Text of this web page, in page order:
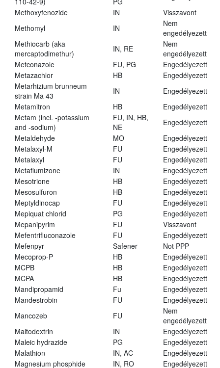
Methoxyfenozide
IN
Visszavont
Methomyl
IN
Nem
engedélyezett
Methiocarb (aka
mercaptodimethur)
IN, RE
Nem
engedélyezett
Metconazole
FU, PG
Engedélyezett
Metazachlor
HB
Engedélyezett
Metarhizium brunneum
strain Ma 43
IN
Engedélyezett
Metamitron
HB
Engedélyezett
Metam (incl. -potassium
and -sodium)
FU, IN, HB,
NE
Engedélyezett
Metaldehyde
MO
Engedélyezett
Metalaxyl-M
FU
Engedélyezett
Metalaxyl
FU
Engedélyezett
Metaflumizone
IN
Engedélyezett
Mesotrione
HB
Engedélyezett
Mesosulfuron
HB
Engedélyezett
Meptyldinocap
FU
Engedélyezett
Mepiquat chlorid
PG
Engedélyezett
Mepanipyrim
FU
Visszavont
Mefentrifluconazole
FU
Engedélyezett
Mefenpyr
Safener
Not PPP
Mecoprop-P
HB
Engedélyezett
MCPB
HB
Engedélyezett
MCPA
HB
Engedélyezett
Mandipropamid
Fu
Engedélyezett
Mandestrobin
FU
Engedélyezett
Mancozeb
FU
Nem
engedélyezett
Maltodextrin
IN
Engedélyezett
Maleic hydrazide
PG
Engedélyezett
Malathion
IN, AC
Engedélyezett
Magnesium phosphide
IN, RO
Engedélyezett